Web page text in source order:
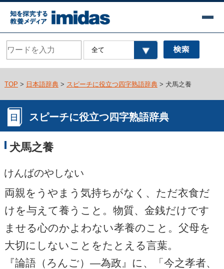
TOP > 日本語辞典> スピーチに役立つ四字熟語辞典> 犬馬之養
スピーチに役立つ四字熟語辞典
犬馬之養
けんばのやしない
両親をうやまう気持ちがなく、ただ衣食だ
けを与えて養うこと。物質、金銭だけです
ませる心のかよわない孝養のこと。父母を
大切にしないことをたとえる言葉。
『論語（ろんご）―為政』に、「今之孝者、